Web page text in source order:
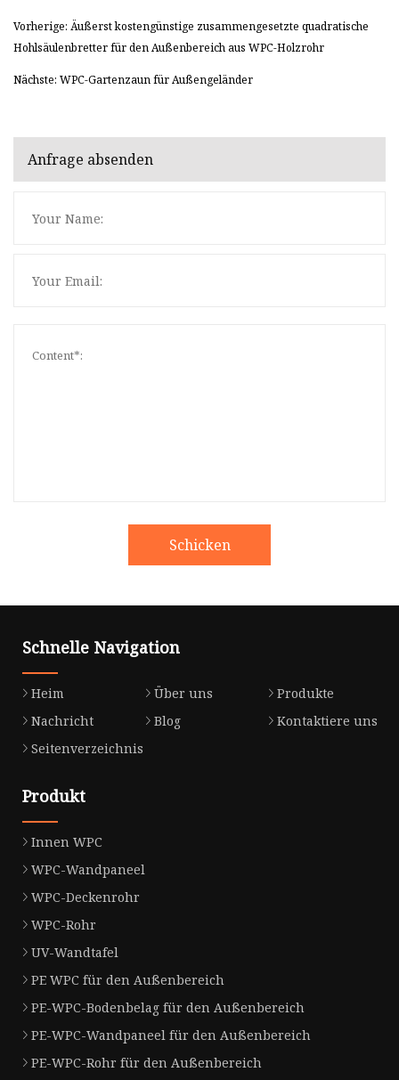
Vorherige: Äußerst kostengünstige zusammengesetzte quadratische
Hohlsäulenbretter für den Außenbereich aus WPC-Holzrohr
Nächste: WPC-Gartenzaun für Außengeländer
Anfrage absenden
Schicken
Schnelle Navigation
Heim Über uns
Produkte
Nachricht
Blog
Kontaktiere uns
Seitenverzeichnis
Produkt
Innen WPC
WPC-Wandpaneel
WPC-Deckenrohr
WPC-Rohr
UV-Wandtafel
PE WPC für den Außenbereich
PE-WPC-Bodenbelag für den Außenbereich
PE-WPC-Wandpaneel für den Außenbereich
PE-WPC-Rohr für den Außenbereich